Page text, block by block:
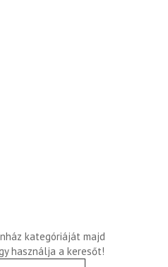
kategóriáját majd
használja a keresőt!